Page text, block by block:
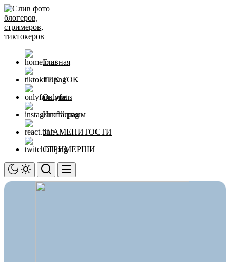
Перейти
к
содержимому
Главная
ТИК ТОК
Onlyfans
Инстаграмм
ЗНАМЕНИТОСТИ
СТРИМЕРШИ